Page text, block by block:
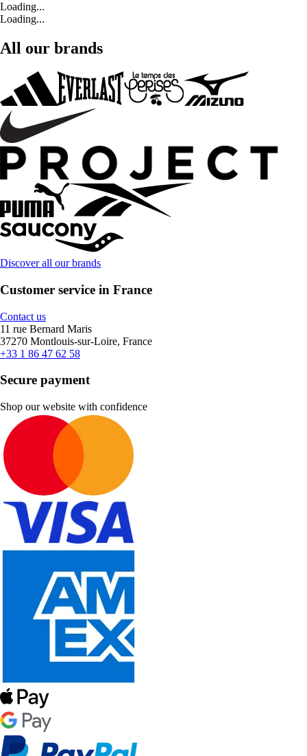
Loading...
Loading...
All our brands
Discover all our brands
Customer service in France
Contact us
11 rue Bernard Maris
37270 Montlouis-sur-Loire, France
+33 1 86 47 62 58
Secure payment
Shop our website with confidence